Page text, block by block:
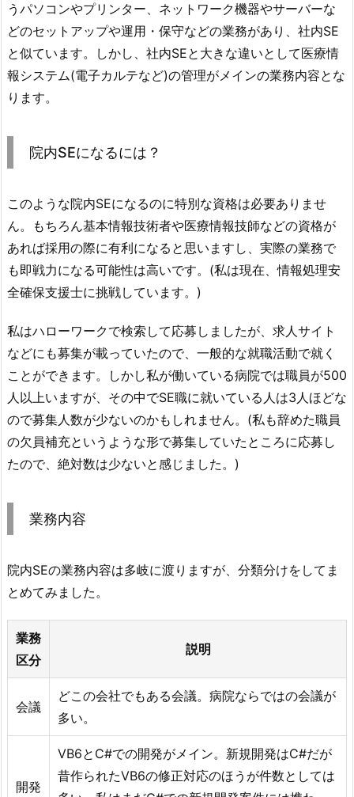
うパソコンやプリンター、ネットワーク機器やサーバーな
どのセットアップや運用・保守などの業務があり、社内SE
と似ています。しかし、社内SEと大きな違いとして医療情
報システム(電子カルテなど)の管理がメインの業務内容とな
ります。
院内SEになるには？
このような院内SEになるのに特別な資格は必要ありませ
ん。もちろん基本情報技術者や医療情報技師などの資格が
あれば採用の際に有利になると思いますし、実際の業務で
も即戦力になる可能性は高いです。(私は現在、情報処理安
全確保支援士に挑戦しています。)
私はハローワークで検索して応募しましたが、求人サイト
などにも募集が載っていたので、一般的な就職活動で就く
ことができます。しかし私が働いている病院では職員が500
人以上いますが、その中でSE職に就いている人は3人ほどな
ので募集人数が少ないのかもしれません。(私も辞めた職員
の欠員補充というような形で募集していたところに応募し
たので、絶対数は少ないと感じました。)
業務内容
院内SEの業務内容は多岐に渡りますが、分類分けをしてま
とめてみました。
業務
区分
説明
会議
どこの会社でもある会議。病院ならではの会議が
多い。
開発
VB6とC#での開発がメイン。新規開発はC#だが
昔作られたVB6の修正対応のほうが件数としては